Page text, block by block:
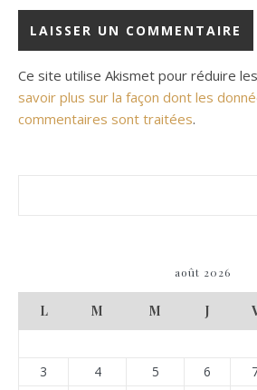
Ce site utilise Akismet pour réduire
savoir plus sur la façon dont les
commentaires sont traitées.
août 2026
L M M J
3
4 5 6